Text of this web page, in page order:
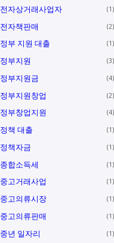
전자상거래사업자 1
전자책판매 2
정부 지원 대출 1
정부지원 3
정부지원금 4
정부지원창업 2
정부창업지원 4
정책 대출 1
정책자금 1
종합소득세 1
중고거래사업 1
중고의류시장 1
중고의류판매 1
중년 일자리 1